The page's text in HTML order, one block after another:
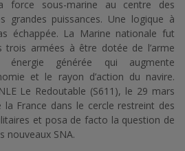
force sous-marine au centre des
grandes puissances. Une logique à
échappée. La Marine nationale fut
trois armées à être dotée de l’arme
générée qui augmente
et le rayon d’action du navire.
Le Redoutable (S611), le 29 mars
la France dans le cercle restreint des
et posa de facto la question de
nouveaux SNA.